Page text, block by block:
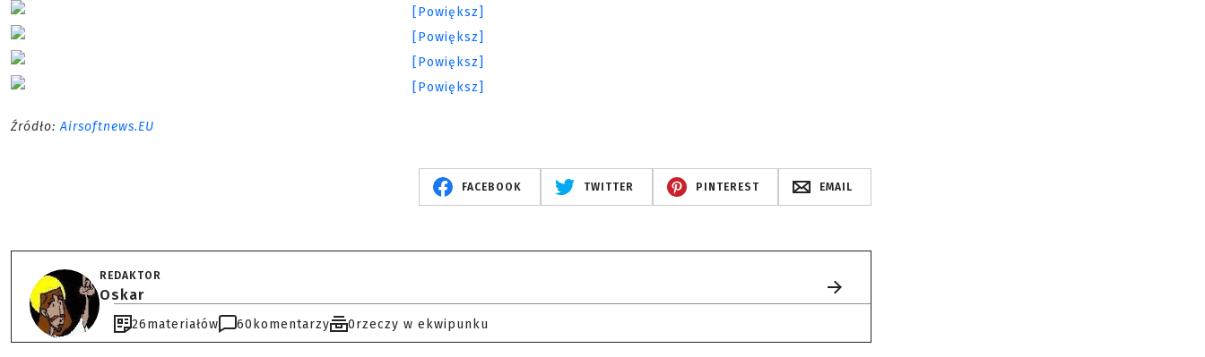
Źródło:Airsoftnews.EU
FACEBOOK TWITTER PINTEREST EMAIL
REDAKTOR
Oskar
26materiałów 60 komentarzy 0rzeczy w ekwipunku